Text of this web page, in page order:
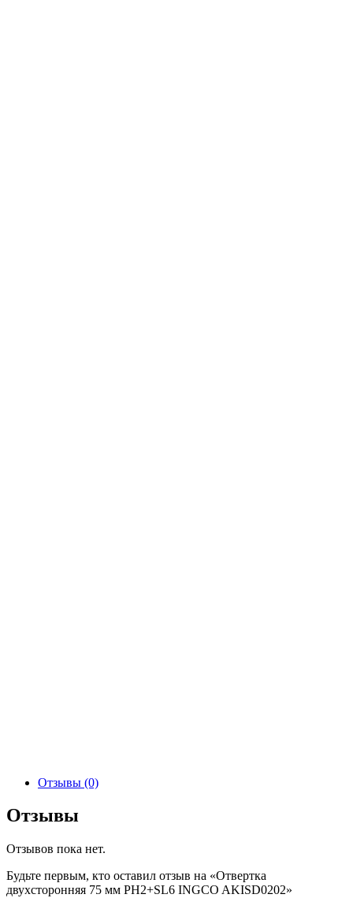
Отзывы (0)
Отзывы
Отзывов пока нет.
Будьте первым, кто оставил отзыв на «Отвертка
двухсторонняя 75 мм PH2+SL6 INGCO AKISD0202»